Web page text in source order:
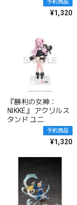
予約商品
¥1,320
『勝利の女神：
NIKKE』 アクリルス
タンド ユニ
予約商品
¥1,320